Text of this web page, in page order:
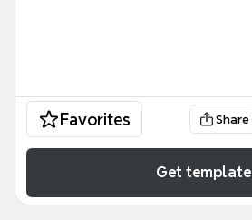
Favorites Share
Get template